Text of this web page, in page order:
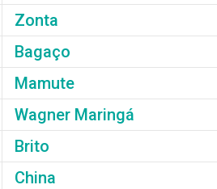
Zonta
Bagaço
Mamute
Wagner Maringá
Brito
China